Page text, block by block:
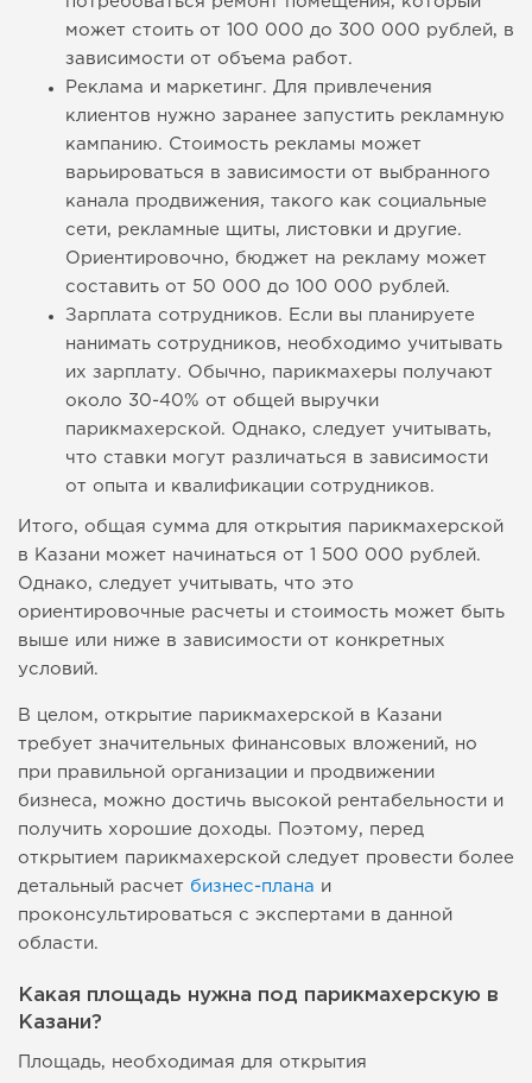
может стоить от 100 000 до 300 000 рублей, в
зависимости от объема работ.
Реклама и маркетинг. Для привлечения
клиентов нужно заранее запустить рекламную
кампанию. Стоимость рекламы может
варьироваться в зависимости от выбранного
канала продвижения, такого как социальные
сети, рекламные щиты, листовки и другие.
Ориентировочно, бюджет на рекламу может
составить от 50 000 до 100 000 рублей.
Зарплата сотрудников. Если вы планируете
нанимать сотрудников, необходимо учитывать
их зарплату. Обычно, парикмахеры получают
около 30-40% от общей выручки
парикмахерской. Однако, следует учитывать,
что ставки могут различаться в зависимости
от опыта и квалификации сотрудников.
Итого, общая сумма для открытия парикмахерской
в Казани может начинаться от 1 500 000 рублей.
Однако, следует учитывать, что это
ориентировочные расчеты и стоимость может быть
выше или ниже в зависимости от конкретных
условий.
В целом, открытие парикмахерской в Казани
требует значительных финансовых вложений, но
при правильной организации и продвижении
бизнеса, можно достичь высокой рентабельности и
получить хорошие доходы. Поэтому, перед
открытием парикмахерской следует провести более
детальный расчет бизнес-плана и
проконсультироваться с экспертами в данной
области.
Какая площадь нужна под парикмахерскую в
Казани?
Площадь, необходимая для открытия